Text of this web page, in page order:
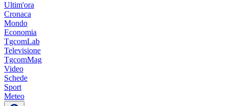
Ultim'ora
Cronaca
Mondo
Economia
TgcomLab
Televisione
TgcomMag
Video
Schede
Sport
Meteo